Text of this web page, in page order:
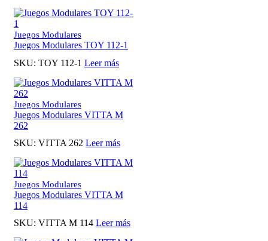
Juegos Modulares
Juegos Modulares TOY 112-1
SKU: TOY 112-1 Leer más
Juegos Modulares
Juegos Modulares VITTA M
262
SKU: VITTA 262 Leer más
Juegos Modulares
Juegos Modulares VITTA M
114
SKU: VITTA M 114 Leer más